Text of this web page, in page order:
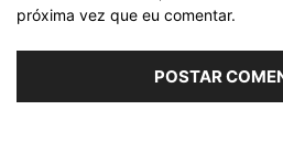
próxima vez que eu comentar.